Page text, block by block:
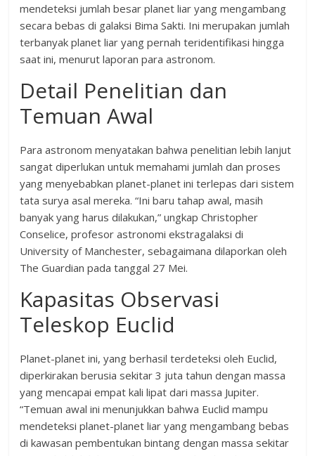
mendeteksi jumlah besar planet liar yang mengambang
secara bebas di galaksi Bima Sakti. Ini merupakan jumlah
terbanyak planet liar yang pernah teridentifikasi hingga
saat ini, menurut laporan para astronom.
Detail Penelitian dan
Temuan Awal
Para astronom menyatakan bahwa penelitian lebih lanjut
sangat diperlukan untuk memahami jumlah dan proses
yang menyebabkan planet-planet ini terlepas dari sistem
tata surya asal mereka. “Ini baru tahap awal, masih
banyak yang harus dilakukan,” ungkap Christopher
Conselice, profesor astronomi ekstragalaksi di
University of Manchester, sebagaimana dilaporkan oleh
The Guardian pada tanggal 27 Mei.
Kapasitas Observasi
Teleskop Euclid
Planet-planet ini, yang berhasil terdeteksi oleh Euclid,
diperkirakan berusia sekitar 3 juta tahun dengan massa
yang mencapai empat kali lipat dari massa Jupiter.
“Temuan awal ini menunjukkan bahwa Euclid mampu
mendeteksi planet-planet liar yang mengambang bebas
di kawasan pembentukan bintang dengan massa sekitar